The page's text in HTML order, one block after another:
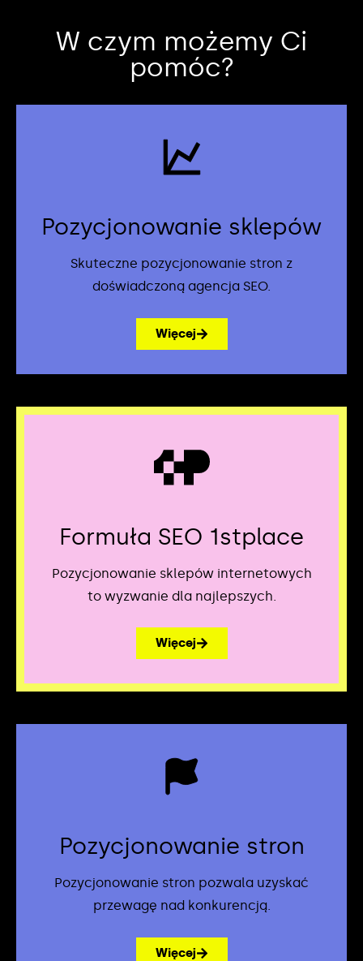
W czym możemy Ci
pomóc?
Pozycjonowanie sklepów
Skuteczne pozycjonowanie stron z
doświadczoną agencja SEO.
Więcej
Formuła SEO 1stplace
Pozycjonowanie sklepów internetowych
to wyzwanie dla najlepszych.
Więcej
Pozycjonowanie stron
Pozycjonowanie stron pozwala uzyskać
przewagę nad konkurencją.
Więcej